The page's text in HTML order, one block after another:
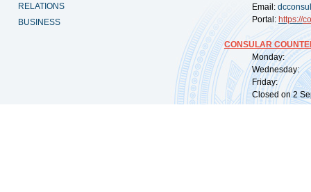
RELATIONS
BUSINESS
Email:
Portal: https://
CONSULAR
Monday:
Wednesday:
Friday:
Closed on 2